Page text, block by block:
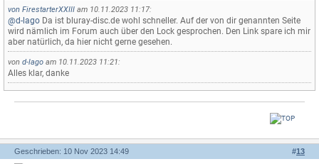
von FirestarterXXIII am 10.11.2023 11:17:
@d-lago Da ist bluray-disc.de wohl schneller. Auf der von dir genannten Seite
wird nämlich im Forum auch über den Lock gesprochen. Den Link spare ich mir
aber natürlich, da hier nicht gerne gesehen.
von d-lago am 10.11.2023 11:21:
Alles klar, danke
#13
Geschrieben: 10 Nov 2023 14:49